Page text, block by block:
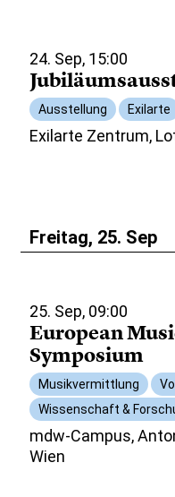
24. Sep, 15:00
Ausstellung Exilarte
Exilarte Zentrum,
Freitag, 25. Sep
25. Sep, 09:00
European
Symposium
Musikvermittlung
Wissenschaft &
mdw-Campus,
Wien